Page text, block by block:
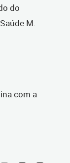
do
M.
com a